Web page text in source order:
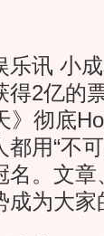
小成
得2亿的
》彻底
都用“不
名。文
为大家